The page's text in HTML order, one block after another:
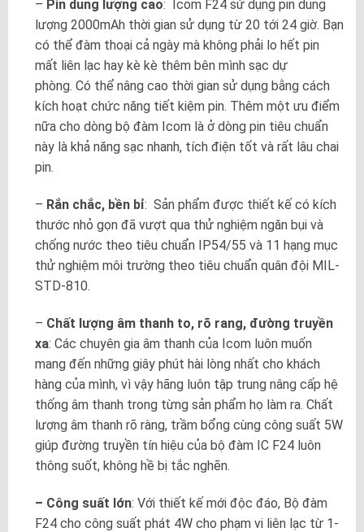
– Pin dung lượng cao: Icom F24 sử dụng pin dung
lượng 2000mAh thời gian sử dụng từ 20 tới 24 giờ. Bạn
có thể đàm thoại cả ngày mà không phải lo hết pin
mất liên lạc hay kè kè thêm bên mình sạc dự
phòng. Có thể nâng cao thời gian sử dụng bằng cách
kích hoạt chức năng tiết kiệm pin. Thêm một ưu điểm
nữa cho dòng bộ đàm Icom là ở dòng pin tiêu chuẩn
này là khả năng sạc nhanh, tích điện tốt và rất lâu chai
pin.
– Rắn chắc, bền bỉ: Sản phẩm được thiết kế có kích
thước nhỏ gọn đã vượt qua thử nghiệm ngăn bụi và
chống nước theo tiêu chuẩn IP54/55 và 11 hạng mục
thử nghiệm môi trường theo tiêu chuẩn quân đội MIL-
STD-810.
– Chất lượng âm thanh to, rõ rang, đường truyền
xa: Các chuyên gia âm thanh của Icom luôn muốn
mang đến những giây phút hài lòng nhất cho khách
hàng của mình, vì vậy hãng luôn tập trung nâng cấp hệ
thống âm thanh trong từng sản phẩm họ làm ra. Chất
lượng âm thanh rõ ràng, trầm bổng cùng công suất 5W
giúp đường truyền tín hiệu của bộ đàm IC F24 luôn
thông suốt, không hề bị tắc nghẽn.
– Công suất lớn: Với thiết kế mới độc đáo, Bộ đàm
F24 cho công suất phát 4W cho phạm vi liên lạc từ 1-